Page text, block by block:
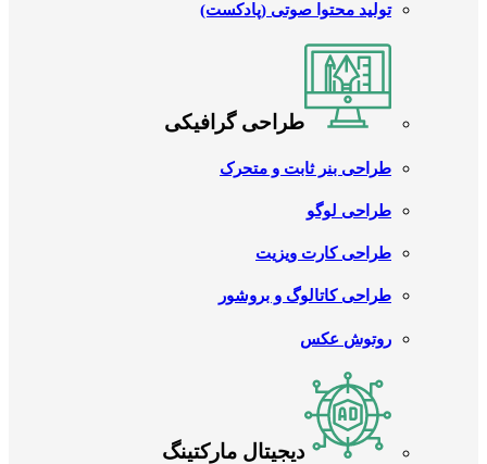
تولید محتوا صوتی (پادکست)
طراحی گرافیکی
طراحی بنر ثابت و متحرک
طراحی لوگو
طراحی کارت ویزیت
طراحی کاتالوگ و بروشور
روتوش عکس
دیجیتال مارکتینگ